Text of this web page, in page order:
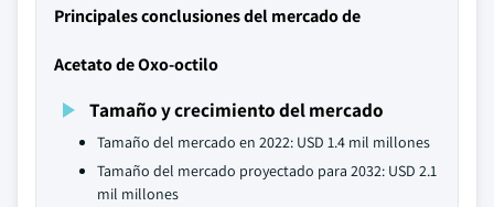
Principales conclusiones del mercado de
Acetato de Oxo-octilo
Tamaño y crecimiento del mercado
Tamaño del mercado en 2022: USD 1.4 mil millones
Tamaño del mercado proyectado para 2032: USD 2.1
mil millones